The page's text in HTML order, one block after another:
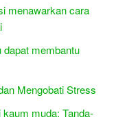
menawarkan cara
dapat membantu
Mengobati Stress
muda: Tanda-